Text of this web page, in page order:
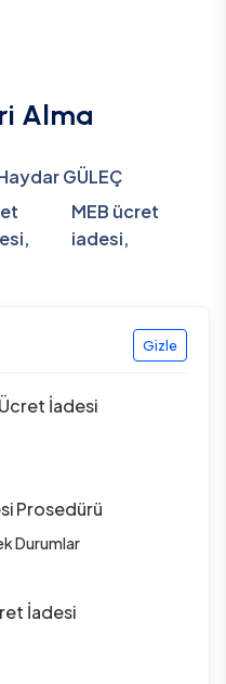
Alma
GÜLEÇ
,
MEB ücret
iadesi,
Gizle
İadesi
Prosedürü
Durumlar
İadesi